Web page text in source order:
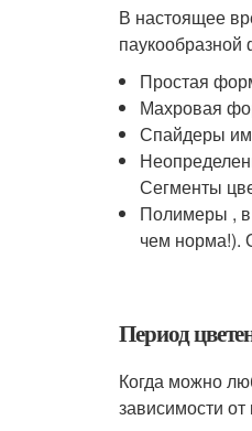
В настоящее
Простая
Махровая
Спайдеры
Сегменты
Полимеры , в
чем норма!).
Период
Когда можно
зависимости